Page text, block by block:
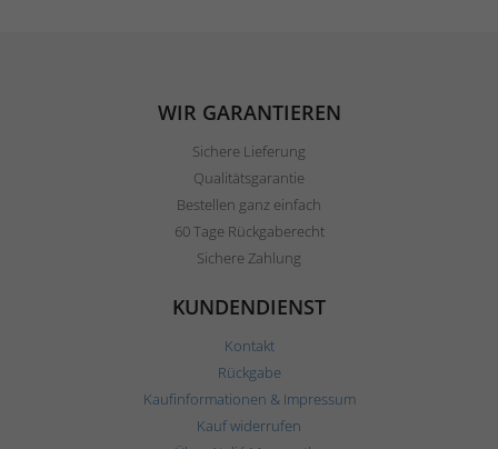
WIR GARANTIEREN
Sichere Lieferung
Qualitätsgarantie
Bestellen ganz einfach
60 Tage Rückgaberecht
Sichere Zahlung
KUNDENDIENST
Kontakt
Rückgabe
Kaufinformationen & Impressum
Kauf widerrufen